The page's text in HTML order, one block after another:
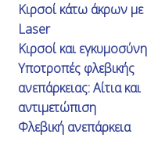
Κιρσοί κάτω άκρων με
Laser
Κιρσοί και εγκυμοσύνη
Υποτροπές φλεβικής
ανεπάρκειας: Αίτια και
αντιμετώπιση
Φλεβική ανεπάρκεια